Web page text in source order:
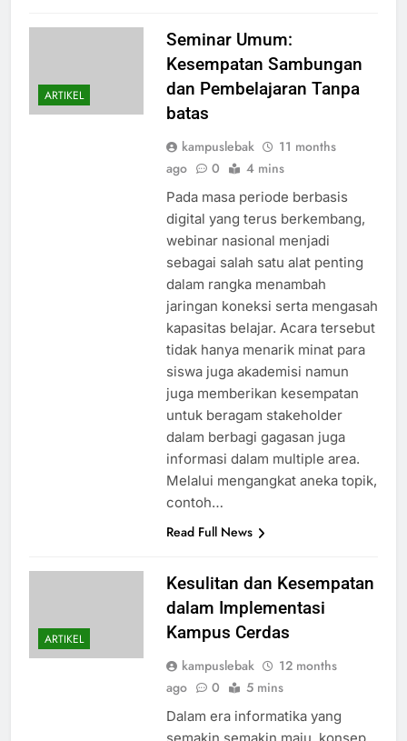
ARTIKEL
Seminar Umum:
Kesempatan Sambungan
dan Pembelajaran Tanpa
batas
kampuslebak
11 months
ago
0 4 mins
Pada masa periode berbasis
digital yang terus berkembang,
webinar nasional menjadi
sebagai salah satu alat penting
dalam rangka menambah
jaringan koneksi serta mengasah
kapasitas belajar. Acara tersebut
tidak hanya menarik minat para
siswa juga akademisi namun
juga memberikan kesempatan
untuk beragam stakeholder
dalam berbagi gagasan juga
informasi dalam multiple area.
Melalui mengangkat aneka topik,
contoh…
Read Full News
ARTIKEL
Kesulitan dan Kesempatan
dalam Implementasi
Kampus Cerdas
kampuslebak
12 months
ago
0 5 mins
Dalam era informatika yang